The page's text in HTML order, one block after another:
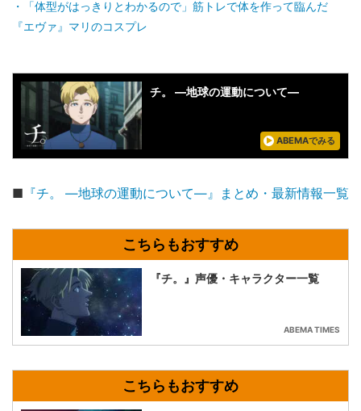
「体型がはっきりとわかるので」筋トレで体を作って臨んだ
『エヴァ』マリのコスプレ
チ。 ―地球の運動について―
ABEMAでみる
■ 『チ。 ―地球の運動について―』まとめ・最新情報一覧
『チ。』声優・キャラクター一覧
ABEMA TIMES